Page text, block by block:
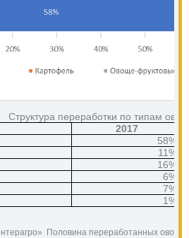
Структура переработки по типам
2017
58%
11%
16%
6%
7%
1%
Половина переработанных